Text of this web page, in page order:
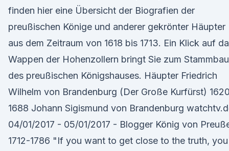
finden hier eine Übersicht der Biografien der
preußischen Könige und anderer gekrönter Häupter
aus dem Zeitraum von 1618 bis 1713. Ein Klick auf
Wappen der Hohenzollern bringt Sie zum
des preußischen Königshauses. Häupter Friedrich
Wilhelm von Brandenburg (Der Große Kurfürst)
1688 Johann Sigismund von Brandenburg
04/01/2017 - 05/01/2017 - Blogger König von
1712-1786 "If you want to get close to the truth, you